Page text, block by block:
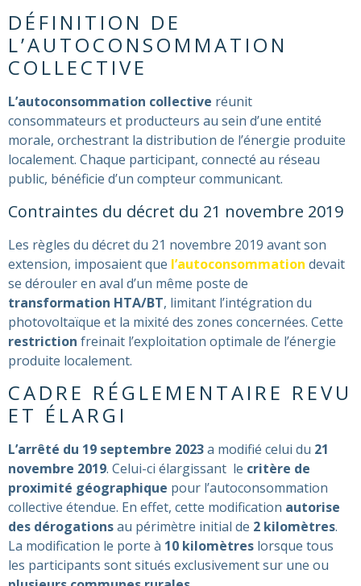
DÉFINITION DE
L’AUTOCONSOMMATION
COLLECTIVE
L’autoconsommation collective réunit
consommateurs et producteurs au sein d’une entité
morale, orchestrant la distribution de l’énergie produite
localement. Chaque participant, connecté au réseau
public, bénéficie d’un compteur communicant​​.
Contraintes du décret du 21 novembre 2019
Les règles du décret du 21 novembre 2019 avant son
extension, imposaient que l’autoconsommation devait
se dérouler en aval d’un même poste de
transformation HTA/BT, limitant l’intégration du
photovoltaïque et la mixité des zones concernées. Cette
restriction freinait l’exploitation optimale de l’énergie
produite localement​​.
CADRE RÉGLEMENTAIRE REVU
ET ÉLARGI
L’arrêté du 19 septembre 2023a modifié celui du 21
novembre 2019. Celui-ci élargissant le critère de
proximité géographique pour l’autoconsommation
collective étendue. En effet, cette modification autorise
des dérogationsau périmètre initial de 2 kilomètres.
La modification le porte à 10 kilomètres lorsque tous
les participants sont situés exclusivement sur une ou